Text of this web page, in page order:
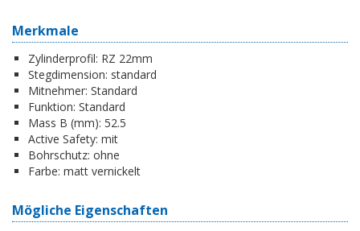
Merkmale
Zylinderprofil: RZ 22mm
Stegdimension: standard
Mitnehmer: Standard
Funktion: Standard
Mass B (mm): 52.5
Active Safety: mit
Bohrschutz: ohne
Farbe: matt vernickelt
Mögliche Eigenschaften